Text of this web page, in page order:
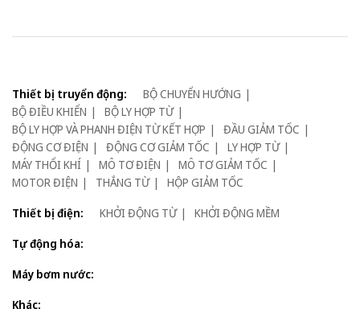
Thiết bị truyển động:
BỘ CHUYỂN HƯỚNG
BỘ ĐIỀU KHIỂN
BỘ LY HỢP TỪ
BỘ LY HỢP VÀ PHANH ĐIỆN TỪ KẾT HỢP
ĐẦU GIẢM TỐC
ĐỘNG CƠ ĐIỆN
ĐỘNG CƠ GIẢM TỐC
LY HỢP TỪ
MÁY THỔI KHÍ
MÔ TƠ ĐIỆN
MÔ TƠ GIẢM TỐC
MOTOR ĐIỆN
THẮNG TỪ
HỘP GIẢM TỐC
Thiết bị điện:
KHỞI ĐỘNG TỪ
KHỞI ĐỘNG MỀM
Tự động hóa:
Máy bơm nước:
Khác: